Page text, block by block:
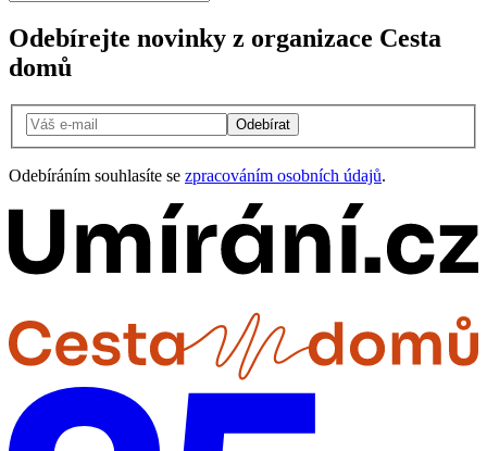
Odebírejte novinky z organizace Cesta
domů
Odebírat
Odebíráním souhlasíte se zpracováním osobních údajů.